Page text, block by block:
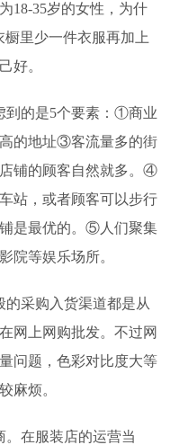
18-35岁的女性，为什
里少一件衣服再加上
好。
的是5个要素：①商业
的地址③客流量多的街
铺的顾客自然就多。④
站，或者顾客可以步行
是最优的。⑤人们聚集
院等娱乐场所。
采购入货渠道都是从
网上网购批发。不过网
问题，色彩对比度大等
麻烦。
在服装店的运营当